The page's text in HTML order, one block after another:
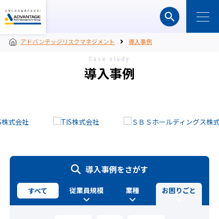
アドバンテッジリスクマネジメント 導入事例
Case study
導入事例
導入事例をさがす
すべて 従業員規模 業種 お困りごと